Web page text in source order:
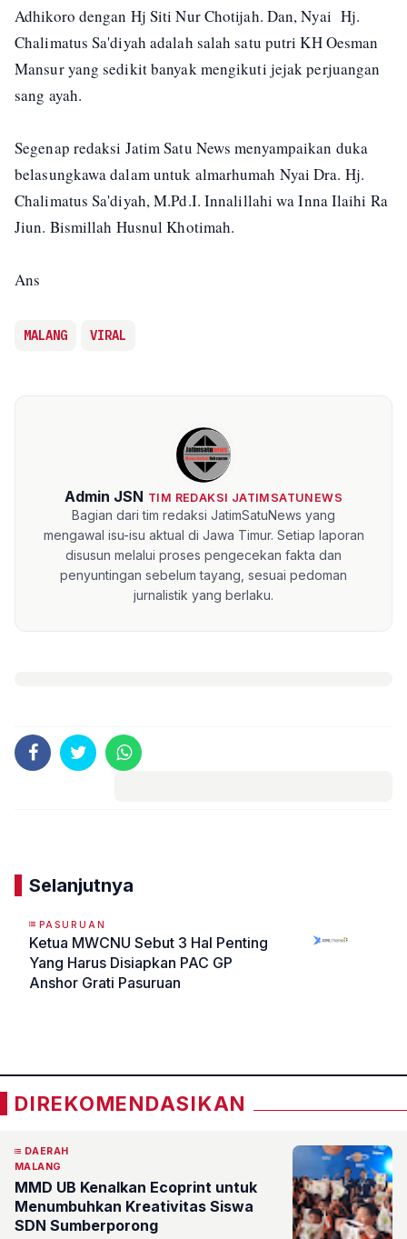
Adhikoro dengan Hj Siti Nur Chotijah. Dan, Nyai Hj.
Chalimatus Sa'diyah adalah salah satu putri KH Oesman
Mansur yang sedikit banyak mengikuti jejak perjuangan
sang ayah.
Segenap redaksi Jatim Satu News menyampaikan duka
belasungkawa dalam untuk almarhumah Nyai Dra. Hj.
Chalimatus Sa'diyah, M.Pd.I. Innalillahi wa Inna Ilaihi Ra
Jiun. Bismillah Husnul Khotimah.
Ans
MALANG VIRAL
Admin JSN TIM REDAKSI JATIMSATUNEWS
Bagian dari tim redaksi JatimSatuNews yang
mengawal isu-isu aktual di Jawa Timur. Setiap laporan
disusun melalui proses pengecekan fakta dan
penyuntingan sebelum tayang, sesuai pedoman
jurnalistik yang berlaku.
Selanjutnya
PASURUAN
Ketua MWCNU Sebut 3 Hal Penting
Yang Harus Disiapkan PAC GP
Anshor Grati Pasuruan
DIREKOMENDASIKAN
DAERAH
MALANG
MMD UB Kenalkan Ecoprint untuk
Menumbuhkan Kreativitas Siswa
SDN Sumberporong